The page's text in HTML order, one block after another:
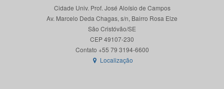
Cidade Univ. Prof. José Aloísio de Campos
Av. Marcelo Deda Chagas, s/n, Bairro Rosa Elze
São Cristóvão/SE
CEP 49107-230
Localização